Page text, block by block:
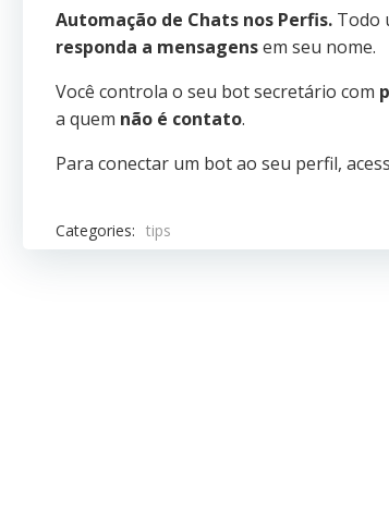
Automação de Chats nos Perfis. Todo
responda a mensagensem seu nome.
Você controla o seu bot secretário com
a quem não é contato.
Para conectar um bot ao seu perfil,
Categories: tips